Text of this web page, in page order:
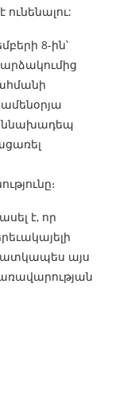
8-ին՝
է, որ
այս